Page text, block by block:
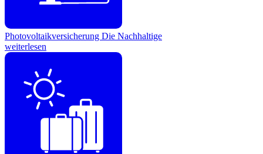
Photovoltaikversicherung Die Nachhaltige
weiterlesen